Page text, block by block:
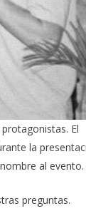
El
la
al evento.
preguntas.